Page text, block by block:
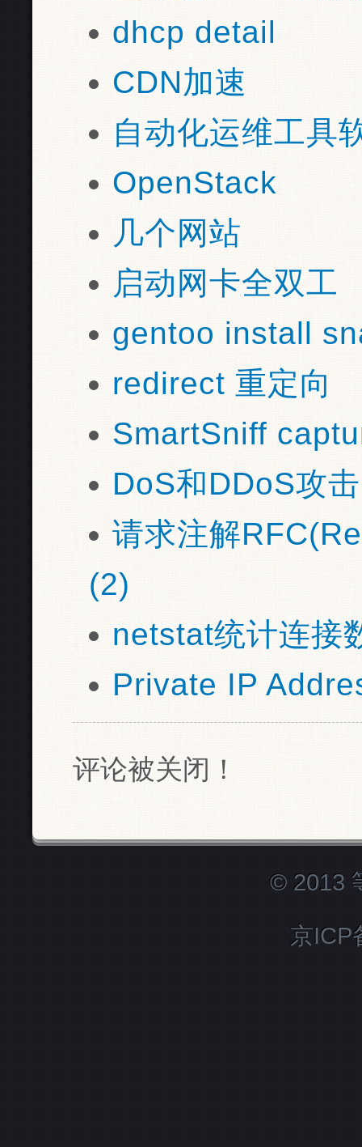
dhcp detail
CDN加速
自动化运维工具
OpenStack
几个网站
启动网卡全双工
gentoo install
redirect 重定向
SmartSniff
DoS和DDoS攻击
请求注解
(2)
netstat统计连接
Private IP
评论被关闭！
© 2013
京ICP